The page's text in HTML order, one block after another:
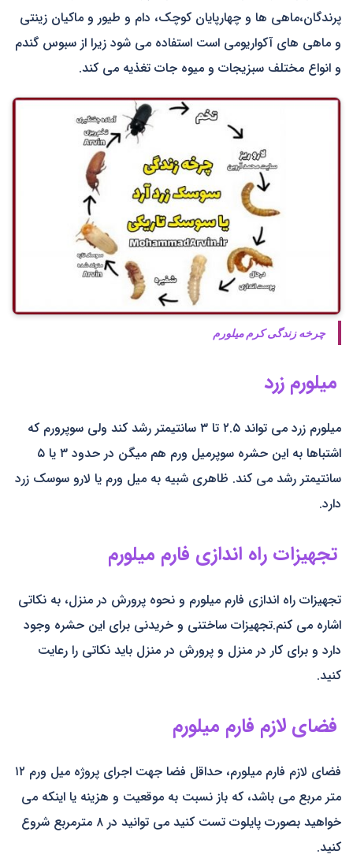
پرندگان،ماهی ها و چهارپایان کوچک، دام و طیور و ماکیان زینتی
و ماهی های آکواریومی است استفاده می شود زیرا از سبوس گندم
و انواع مختلف سبزیجات و میوه جات تغذیه می کند.
چرخه زندگی کرم میلورم
میلورم زرد
میلورم زرد می تواند ۲.۵ تا ۳ سانتیمتر رشد کند ولی سوپرورم که
اشتباها به این حشره سوپرمیل ورم هم میگن در حدود ۳ یا ۵
سانتیمتر رشد می کند. ظاهری شبیه به میل ورم یا لارو سوسک زرد
دارد.
تجهیزات راه اندازی فارم میلورم
تجهیزات راه اندازی فارم میلورم و نحوه پرورش در منزل، به نکاتی
اشاره می کنم.تجهیزات ساختنی و خریدنی برای این حشره وجود
دارد و برای کار در منزل و پرورش در منزل باید نکاتی را رعایت
کنید.
فضای لازم فارم میلورم
فضای لازم فارم میلورم، حداقل فضا جهت اجرای پروژه میل ورم ۱۲
متر مربع می باشد، که باز نسبت به موقعیت و هزینه یا اینکه می
خواهید بصورت پایلوت تست کنید می توانید در ۸ مترمربع شروع
کنید.